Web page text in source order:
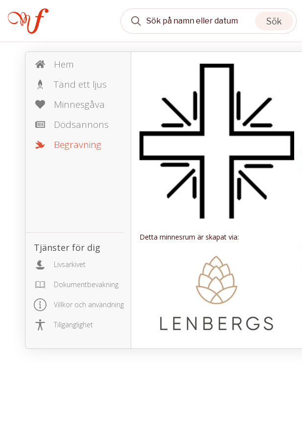
Sök
Hem
Tänd ett ljus
Minnesgåva
Dödsannons
Begravning
Tjänster för dig
Livsarkivet
Dokumentbevakning
Villkor och användning
Tillgänglighet
Detta minnesrum är skapat via: